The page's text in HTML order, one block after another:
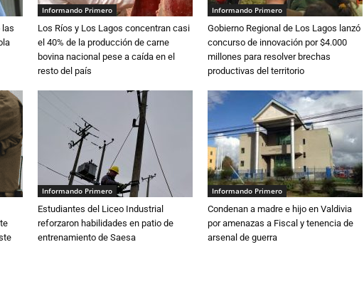
las
Informando Primero
Los Ríos y Los Lagos concentran casi
el 40% de la producción de carne
bovina nacional pese a caída en el
resto del país
Informando Primero
Gobierno Regional de Los Lagos lanzó
concurso de innovación por $4.000
millones para resolver brechas
productivas del territorio
Informando Primero
Estudiantes del Liceo Industrial
reforzaron habilidades en patio de
entrenamiento de Saesa
Informando Primero
Condenan a madre e hijo en Valdivia
por amenazas a Fiscal y tenencia de
arsenal de guerra